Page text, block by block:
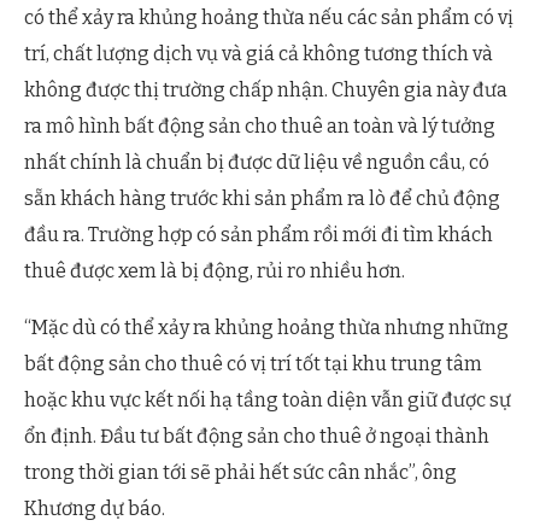
có thể xảy ra khủng hoảng thừa nếu các sản phẩm có vị
trí, chất lượng dịch vụ và giá cả không tương thích và
không được thị trường chấp nhận. Chuyên gia này đưa
ra mô hình bất động sản cho thuê an toàn và lý tưởng
nhất chính là chuẩn bị được dữ liệu về nguồn cầu, có
sẵn khách hàng trước khi sản phẩm ra lò để chủ động
đầu ra. Trường hợp có sản phẩm rồi mới đi tìm khách
thuê được xem là bị động, rủi ro nhiều hơn.
“Mặc dù có thể xảy ra khủng hoảng thừa nhưng những
bất động sản cho thuê có vị trí tốt tại khu trung tâm
hoặc khu vực kết nối hạ tầng toàn diện vẫn giữ được sự
ổn định. Đầu tư bất động sản cho thuê ở ngoại thành
trong thời gian tới sẽ phải hết sức cân nhắc”, ông
Khương dự báo.